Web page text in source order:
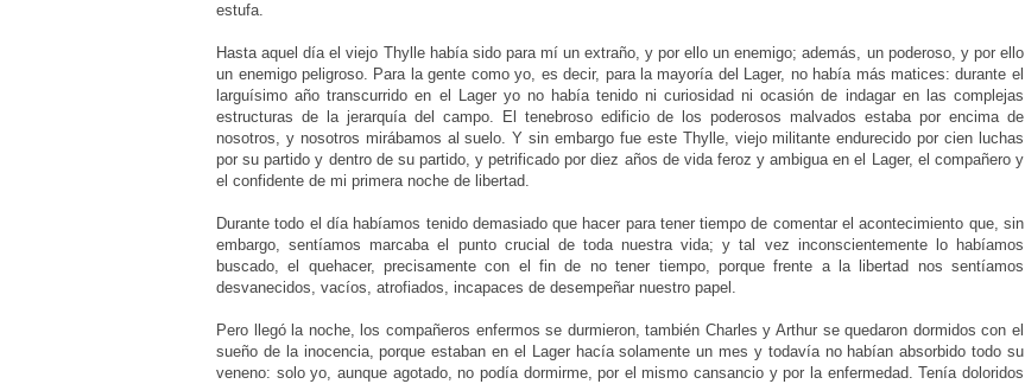
estufa.
Hasta aquel día el viejo Thylle había sido para mí un extraño, y por ello un enemigo; además, un poderoso, y por ello
un enemigo peligroso. Para la gente como yo, es decir, para la mayoría del Lager, no había más matices: durante el
larguísimo año transcurrido en el Lager yo no había tenido ni curiosidad ni ocasión de indagar en las complejas
estructuras de la jerarquía del campo. El tenebroso edificio de los poderosos malvados estaba por encima de
nosotros, y nosotros mirábamos al suelo. Y sin embargo fue este Thylle, viejo militante endurecido por cien luchas
por su partido y dentro de su partido, y petrificado por diez años de vida feroz y ambigua en el Lager, el compañero y
el confidente de mi primera noche de libertad.
Durante todo el día habíamos tenido demasiado que hacer para tener tiempo de comentar el acontecimiento que, sin
embargo, sentíamos marcaba el punto crucial de toda nuestra vida; y tal vez inconscientemente lo habíamos
buscado, el quehacer, precisamente con el fin de no tener tiempo, porque frente a la libertad nos sentíamos
desvanecidos, vacíos, atrofiados, incapaces de desempeñar nuestro papel.
Pero llegó la noche, los compañeros enfermos se durmieron, también Charles y Arthur se quedaron dormidos con el
sueño de la inocencia, porque estaban en el Lager hacía solamente un mes y todavía no habían absorbido todo su
veneno: solo yo, aunque agotado, no podía dormirme, por el mismo cansancio y por la enfermedad. Tenía doloridos